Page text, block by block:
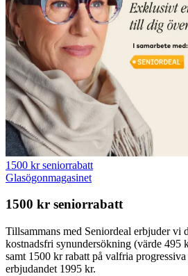
1500 kr seniorrabatt
Glasögonmagasinet
1500 kr seniorrabatt
Tillsammans med Seniordeal erbjuder vi
kostnadsfri synundersökning (värde 495
samt 1500 kr rabatt på valfria
erbjudandet 1995 kr.